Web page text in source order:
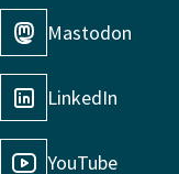
Mastodon
LinkedIn
YouTube